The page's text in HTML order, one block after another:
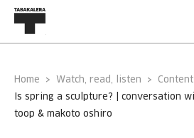
Home Watch, read, listen
Content
toop & makoto oshiro